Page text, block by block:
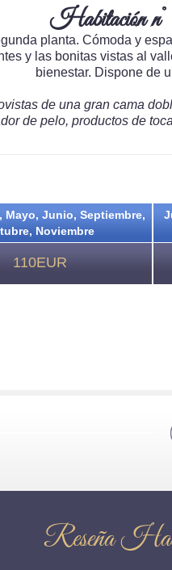
Habitación
planta. Cómoda y
y las bonitas vistas al
bienestar. Dispone de
de una gran cama
de pelo, productos de
Mayo, Junio, Septiembre,
Noviembre
110EUR
Reseña